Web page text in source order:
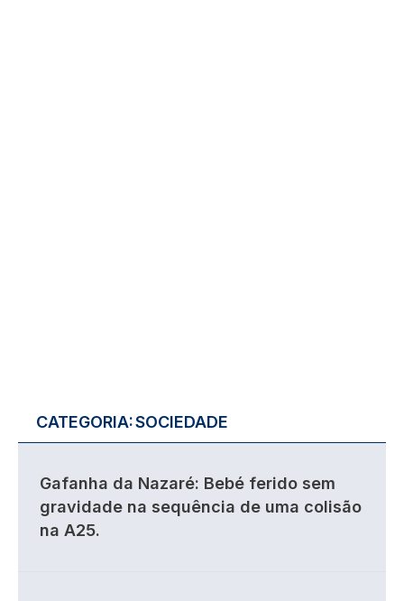
CATEGORIA:SOCIEDADE
Gafanha da Nazaré: Bebé ferido sem
gravidade na sequência de uma colisão
na A25.